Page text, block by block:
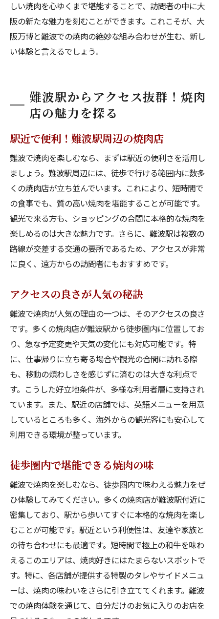
しい焼肉を心ゆくまで堪能することで、訪問者の中に大
阪の新たな魅力を刻むことができます。これこそが、大
阪万博と難波での焼肉の絶妙な組み合わせが生む、新し
い体験と言えるでしょう。
難波駅からアクセス抜群！焼肉
店の魅力を探る
駅近で便利！難波駅周辺の焼肉店
難波で焼肉を楽しむなら、まずは駅近の便利さを活用し
ましょう。難波駅周辺には、徒歩で行ける範囲内に数多
くの焼肉店が立ち並んでいます。これにより、短時間で
の食事でも、質の高い焼肉を堪能することが可能です。
観光で来る方も、ショッピングの合間に本格的な焼肉を
楽しめるのは大きな魅力です。さらに、難波駅は複数の
路線が交差する交通の要所であるため、アクセスが非常
に良く、遠方からの訪問者にもおすすめです。
アクセスの良さが人気の秘訣
難波で焼肉が人気の理由の一つは、そのアクセスの良さ
です。多くの焼肉店が難波駅から徒歩圏内に位置してお
り、急な予定変更や天気の変化にも対応可能です。特
に、仕事帰りに立ち寄る場合や観光の合間に訪れる際
も、移動の煩わしさを感じずに済むのは大きな利点で
す。こうした好立地条件が、多様な利用者層に支持され
ています。また、駅近の店舗では、英語メニューを用意
しているところも多く、海外からの観光客にも安心して
利用できる環境が整っています。
徒歩圏内で堪能できる焼肉の味
難波で焼肉を楽しむなら、徒歩圏内で味わえる魅力をぜ
ひ体験してみてください。多くの焼肉店が難波駅付近に
密集しており、駅から歩いてすぐに本格的な焼肉を楽し
むことが可能です。駅近という利便性は、友達や家族と
の待ち合わせにも最適です。短時間で極上の和牛を味わ
えるこのエリアは、焼肉好きにはたまらないスポットで
す。特に、各店舗が提供する特製のタレやサイドメニュ
ーは、焼肉の味わいをさらに引き立ててくれます。難波
での焼肉体験を通じて、自分だけのお気に入りのお店を